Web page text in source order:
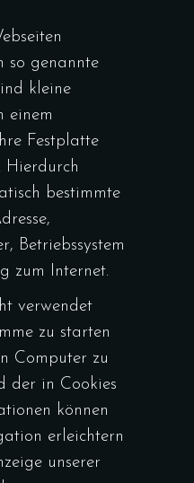
so genannte
kleine
einem
Festplatte
Hierdurch
bestimmte
Betriebssystem
zum Internet.
verwendet
zu starten
Computer zu
der in Cookies
können
erleichtern
unserer